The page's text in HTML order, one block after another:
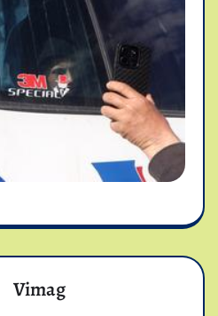
Vimag